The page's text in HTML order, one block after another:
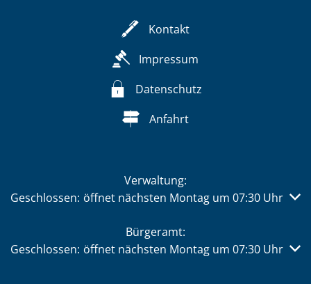
Kontakt
Impressum
Datenschutz
Anfahrt
Verwaltung:
Klicken, um weitere Öffnungs- oder Schließzeiten
Geschlossen: öffnet nächsten Montag um 07:30 Uhr
Bürgeramt:
Klicken, um weitere Öffnungs- oder Schließzeiten
Geschlossen: öffnet nächsten Montag um 07:30 Uhr